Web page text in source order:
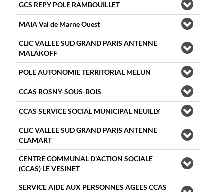
GCS REPY POLE RAMBOUILLET
MAIA Val de Marne Ouest
CLIC VALLEE SUD GRAND PARIS ANTENNE
MALAKOFF
POLE AUTONOMIE TERRITORIAL MELUN
CCAS ROSNY-SOUS-BOIS
CCAS SERVICE SOCIAL MUNICIPAL NEUILLY
CLIC VALLEE SUD GRAND PARIS ANTENNE
CLAMART
CENTRE COMMUNAL D'ACTION SOCIALE
(CCAS) LE VESINET
SERVICE AIDE AUX PERSONNES AGEES CCAS